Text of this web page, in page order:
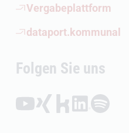
Vergabeplattform
(Öffnet externen Link)
dataport.kommunal
(Öffnet externen Link)
Folgen Sie uns
Folgen auf YouTube
Folgen auf Xing
Folgen auf
Folgen auf
Folgen